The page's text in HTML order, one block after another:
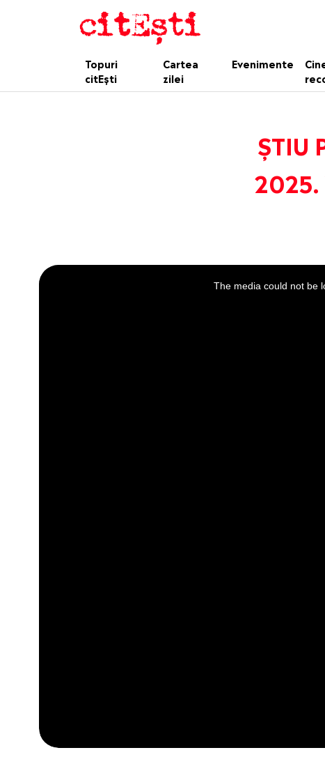
Topuri
citEști
Cartea
zilei
Evenimente
ȘTIU
2025.
This
is
a
The media could not be